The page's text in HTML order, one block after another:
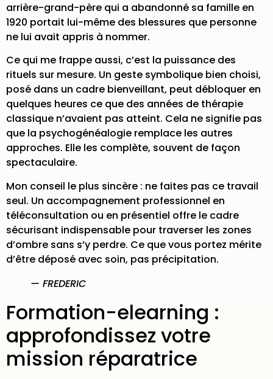
arrière-grand-père qui a abandonné sa famille en
1920 portait lui-même des blessures que personne
ne lui avait appris à nommer.
Ce qui me frappe aussi, c’est la puissance des
rituels sur mesure. Un geste symbolique bien choisi,
posé dans un cadre bienveillant, peut débloquer en
quelques heures ce que des années de thérapie
classique n’avaient pas atteint. Cela ne signifie pas
que la psychogénéalogie remplace les autres
approches. Elle les complète, souvent de façon
spectaculaire.
Mon conseil le plus sincère : ne faites pas ce travail
seul. Un accompagnement professionnel en
téléconsultation ou en présentiel offre le cadre
sécurisant indispensable pour traverser les zones
d’ombre sans s’y perdre. Ce que vous portez mérite
d’être déposé avec soin, pas précipitation.
— FREDERIC
Formation-elearning :
approfondissez votre
mission réparatrice